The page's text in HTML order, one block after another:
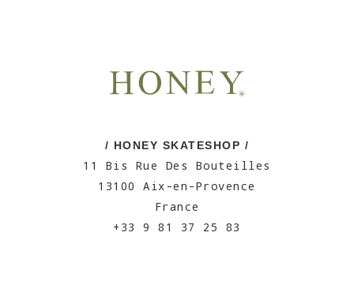
/ HONEY SKATESHOP /
11 Bis Rue Des Bouteilles
13100 Aix-en-Provence
France
+33 9 81 37 25 83